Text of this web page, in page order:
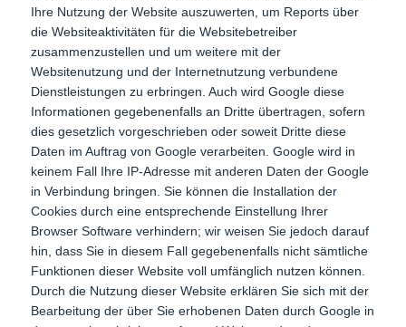
Ihre Nutzung der Website auszuwerten, um Reports über
die Websiteaktivitäten für die Websitebetreiber
zusammenzustellen und um weitere mit der
Websitenutzung und der Internetnutzung verbundene
Dienstleistungen zu erbringen. Auch wird Google diese
Informationen gegebenenfalls an Dritte übertragen, sofern
dies gesetzlich vorgeschrieben oder soweit Dritte diese
Daten im Auftrag von Google verarbeiten. Google wird in
keinem Fall Ihre IP-Adresse mit anderen Daten der Google
in Verbindung bringen. Sie können die Installation der
Cookies durch eine entsprechende Einstellung Ihrer
Browser Software verhindern; wir weisen Sie jedoch darauf
hin, dass Sie in diesem Fall gegebenenfalls nicht sämtliche
Funktionen dieser Website voll umfänglich nutzen können.
Durch die Nutzung dieser Website erklären Sie sich mit der
Bearbeitung der über Sie erhobenen Daten durch Google in